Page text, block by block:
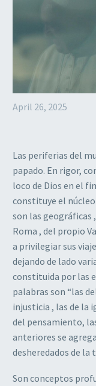
April 26, 2025
Las periferias del
papado. En rigor,
loco de Dios en el
constituye el núcleo
son las geográficas
Roma , del propio
a privilegiar sus
dejando de lado
constituida por las
palabras son “las
injusticia , las de la
del pensamiento,
anteriores se
desheredados de la
Son conceptos